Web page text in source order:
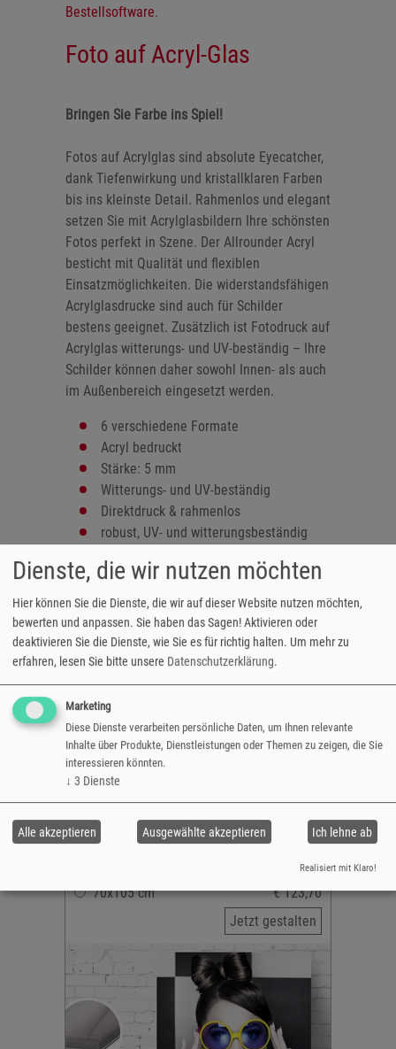
Bestellsoftware.
Foto auf Acryl-Glas
Bringen Sie Farbe ins Spiel!
Fotos auf Acrylglas sind absolute Eyecatcher,
dank Tiefenwirkung und kristallklaren Farben
bis ins kleinste Detail. Rahmenlos und elegant
setzen Sie mit Acrylglasbildern Ihre schönsten
Fotos perfekt in Szene. Der Allrounder Acryl
besticht mit Qualität und flexiblen
Einsatzmöglichkeiten. Die widerstandsfähigen
Acrylglasdrucke sind auch für Schilder
bestens geeignet. Zusätzlich ist Fotodruck auf
Acrylglas witterungs- und UV-beständig – Ihre
Schilder können daher sowohl Innen- als auch
im Außenbereich eingesetzt werden.
6 verschiedene Formate
Acryl bedruckt
Stärke: 5 mm
Witterungs- und UV-beständig
Direktdruck & rahmenlos
robust, UV- und witterungsbeständig
leichte Neigung)
optionale Befestigungssystemgegen
Aufpreis
- Alu-Trägerrahmen
- Wandabstandhalter
auch für den Außenbereich geeignet
versandfertig in 3-5 Tagen
20x30 cm
30x45/40 cm
40/45x60 cm
€ 49,40
50x75/70 cm
€ 67,00
€ 97,90
70x105 cm
€ 123,70
Jetzt gestalten
Dienste, die wir nutzen möchten
Hier können Sie die Dienste, die wir auf dieser Website nutzen möchten,
bewerten und anpassen. Sie haben das Sagen! Aktivieren oder
deaktivieren Sie die Dienste, wie Sie es für richtig halten. Um mehr zu
erfahren, lesen Sie bitte unsere Datenschutzerklärung.
Marketing
Diese Dienste verarbeiten persönliche Daten, um Ihnen relevante
Inhalte über Produkte, Dienstleistungen oder Themen zu zeigen, die Sie
interessieren könnten.
↓ 3 Dienste
Ich lehne ab
Ausgewählte akzeptieren
Alle akzeptieren
Realisiert mit Klaro!